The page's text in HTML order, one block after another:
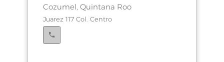
Cozumel, Quintana Roo
Juarez 117 Col. Centro